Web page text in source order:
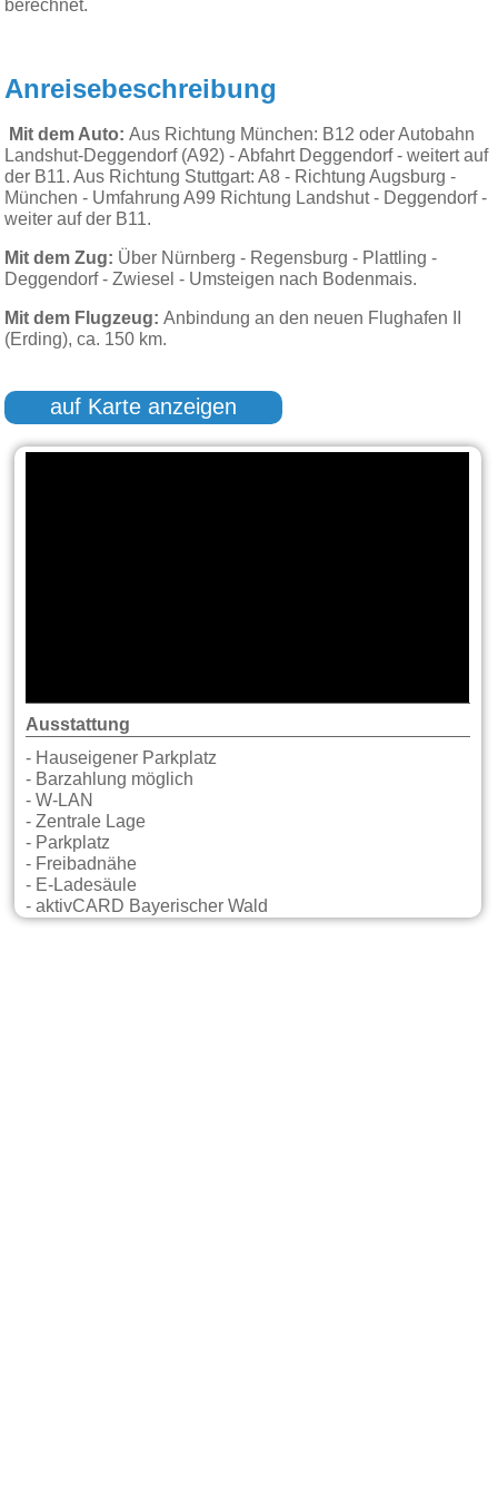
berechnet.
Anreisebeschreibung
Mit dem Auto:Aus Richtung München: B12 oder Autobahn
Landshut-Deggendorf (A92) - Abfahrt Deggendorf - weitert auf
der B11. Aus Richtung Stuttgart: A8 - Richtung Augsburg -
München - Umfahrung A99 Richtung Landshut - Deggendorf -
weiter auf der B11.
Mit dem Zug: Über Nürnberg - Regensburg - Plattling -
Deggendorf - Zwiesel - Umsteigen nach Bodenmais.
Mit dem Flugzeug:Anbindung an den neuen Flughafen II
(Erding), ca. 150 km.
auf Karte anzeigen
Ausstattung
- Hauseigener Parkplatz
- Barzahlung möglich
- W-LAN
- Zentrale Lage
- Parkplatz
- Freibadnähe
- E-Ladesäule
- aktivCARD Bayerischer Wald